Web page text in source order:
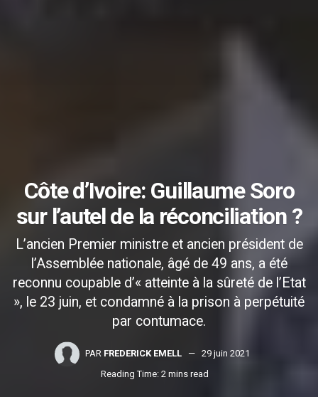
Côte d’Ivoire: Guillaume Soro
sur l’autel de la réconciliation ?
L’ancien Premier ministre et ancien président de
l’Assemblée nationale, âgé de 49 ans, a été
reconnu coupable d’« atteinte à la sûreté de l’Etat
», le 23 juin, et condamné à la prison à perpétuité
par contumace.
PAR FREDERICK EMELL
29 juin 2021
Reading Time: 2 mins read